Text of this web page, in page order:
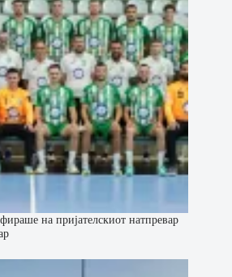
на пријателскиот натпревар